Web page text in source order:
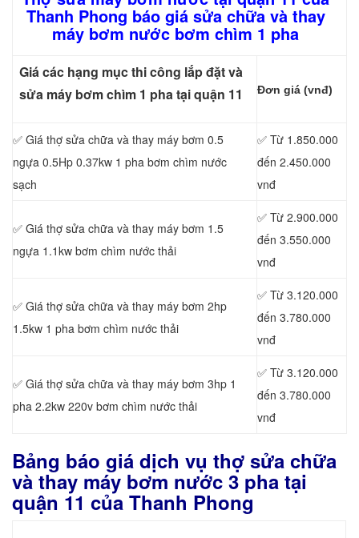
Thanh Phong báo giá sửa chữa và thay
máy bơm nước bơm chìm 1 pha
Giá các hạng mục thi công lắp đặt và
sửa máy bơm chìm 1 pha tại quận 11
Đơn giá (vnđ)
✅ Giá thợ sửa chữa và thay máy bơm 0.5
ngựa 0.5Hp 0.37kw 1 pha bơm chìm nước
sạch
✅ Từ 1.850.000
đến 2.450.000
vnđ
✅ Giá thợ sửa chữa và thay máy bơm 1.5
ngựa 1.1kw bơm chìm nước thải
✅ Từ 2.900.000
đến 3.550.000
vnđ
✅ Giá thợ sửa chữa và thay máy bơm 2hp
1.5kw 1 pha bơm chìm nước thải
✅ Từ 3.120.000
đến 3.780.000
vnđ
✅ Giá thợ sửa chữa và thay máy bơm 3hp 1
pha 2.2kw 220v bơm chìm nước thải
✅ Từ 3.120.000
đến 3.780.000
vnđ
Bảng báo giá dịch vụ thợ sửa chữa
và thay máy bơm nước 3 pha tại
quận 11 của Thanh Phong